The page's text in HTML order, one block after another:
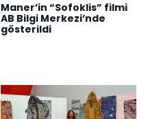
Maner’in “Sofoklis” filmi
AB Bilgi Merkezi’nde
gösterildi